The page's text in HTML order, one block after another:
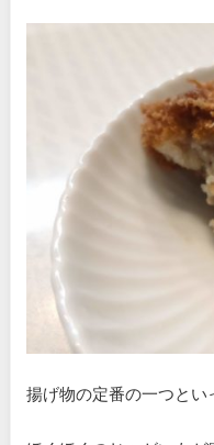
揚げ物の定番の一つとい